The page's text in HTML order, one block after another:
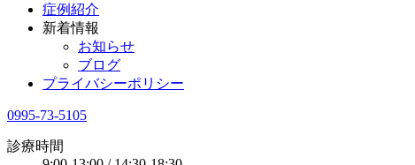
症例紹介
新着情報
お知らせ
ブログ
プライバシーポリシー
0995-73-5105
診療時間